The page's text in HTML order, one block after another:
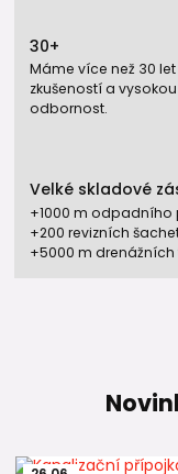
30+
Máme více než 30 let
zkušeností a vysokou
odbornost.
Velké skladové
+1000 m odpadního
+200 revizních
+5000 m drenážních